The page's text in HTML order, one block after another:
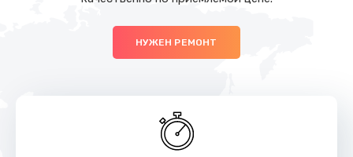
Замена процессора
Замена контроллера питания
НУЖЕН РЕМОНТ